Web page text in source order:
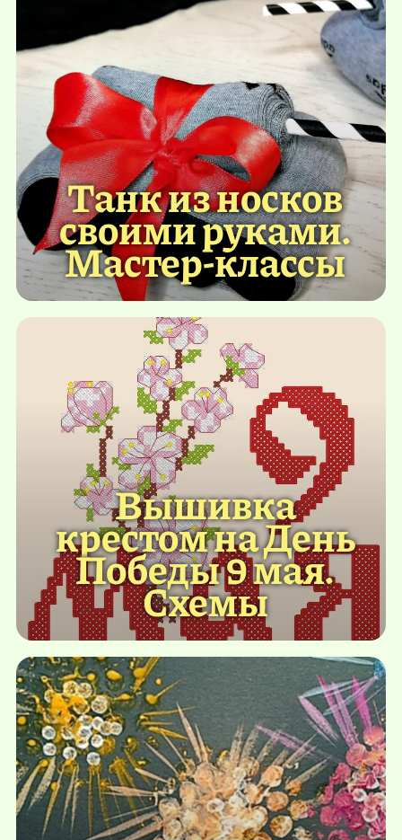
Танк из носков
своими руками.
Мастер-классы
Вышивка
крестом на День
Победы 9 мая.
Схемы